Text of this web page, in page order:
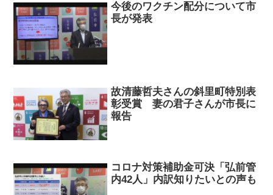
今後のワクチン配分について市
長が発表
故清藤哲夫さんの斜里町特別表
彰受賞 妻の君子さんが市長に
報告
コロナ対策補助金可決「弘前管
内42人」内訳知りたいとの声も